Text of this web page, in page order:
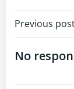
Previous
No